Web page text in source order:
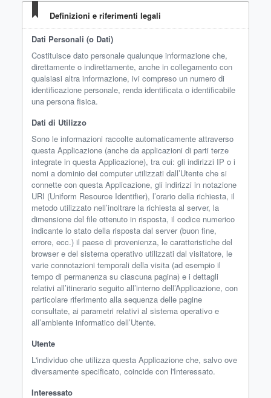
Definizioni e riferimenti legali
Dati Personali (o Dati)
Costituisce dato personale qualunque informazione che,
direttamente o indirettamente, anche in collegamento con
qualsiasi altra informazione, ivi compreso un numero di
identificazione personale, renda identificata o identificabile
una persona fisica.
Dati di Utilizzo
Sono le informazioni raccolte automaticamente attraverso
questa Applicazione (anche da applicazioni di parti terze
integrate in questa Applicazione), tra cui: gli indirizzi IP o i
nomi a dominio dei computer utilizzati dall’Utente che si
connette con questa Applicazione, gli indirizzi in notazione
URI (Uniform Resource Identifier), l’orario della richiesta, il
metodo utilizzato nell’inoltrare la richiesta al server, la
dimensione del file ottenuto in risposta, il codice numerico
indicante lo stato della risposta dal server (buon fine,
errore, ecc.) il paese di provenienza, le caratteristiche del
browser e del sistema operativo utilizzati dal visitatore, le
varie connotazioni temporali della visita (ad esempio il
tempo di permanenza su ciascuna pagina) e i dettagli
relativi all’itinerario seguito all’interno dell’Applicazione, con
particolare riferimento alla sequenza delle pagine
consultate, ai parametri relativi al sistema operativo e
all’ambiente informatico dell’Utente.
Utente
L'individuo che utilizza questa Applicazione che, salvo ove
diversamente specificato, coincide con l'Interessato.
Interessato